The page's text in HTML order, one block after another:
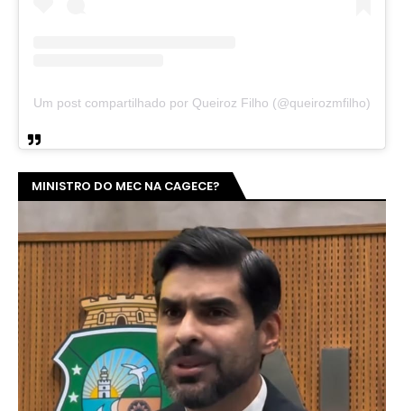
Um post compartilhado por Queiroz Filho (@queirozmfilho)
MINISTRO DO MEC NA CAGECE?